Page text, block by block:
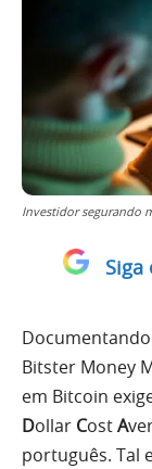
Investidor segurando
Bitster Money
em Bitcoin
Dollar CostA
português. Tal